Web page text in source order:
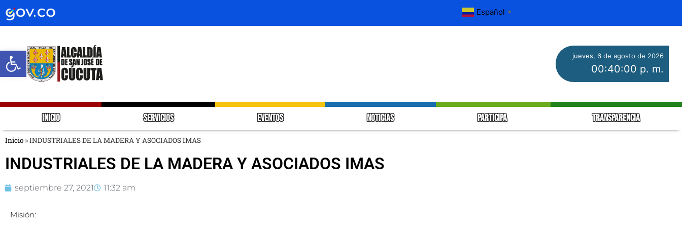
Abrir barra de herramientas
Español ▼
jueves, 6 de agosto de 2026
00:40:00 p. m.
INICIO SERVICIOS EVENTOS NOTICIAS PARTICIPA TRANSPARENCIA
Inicio »INDUSTRIALES DE LA MADERA Y ASOCIADOS IMAS
INDUSTRIALES DE LA MADERA Y ASOCIADOS IMAS
septiembre 27, 2021 11:32 am
Misión: